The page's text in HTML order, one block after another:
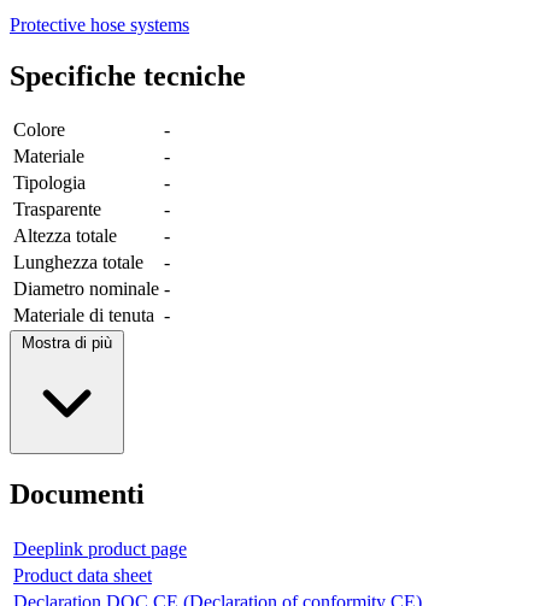
Protective hose systems
Specifiche tecniche
Colore
-
Materiale
-
Tipologia
-
Trasparente
-
Altezza totale
-
Lunghezza totale
-
Diametro nominale -
Materiale di tenuta -
Mostra di più
Documenti
Deeplink product page
Product data sheet